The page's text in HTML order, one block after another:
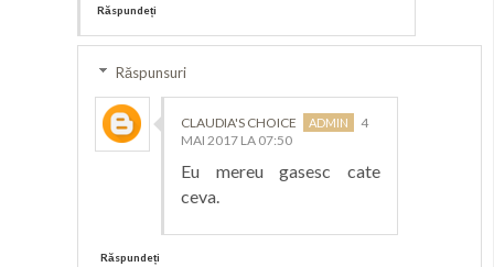
Răspundeți
Răspunsuri
CLAUDIA'S CHOICE
4
MAI 2017 LA 07:50
Eu mereu gasesc cate
ceva.
Răspundeți